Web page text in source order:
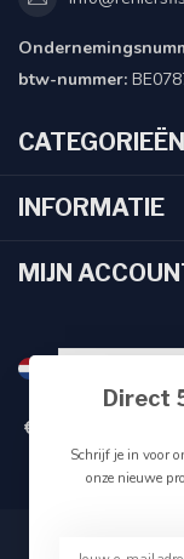
btw-nummer:
CATEGORIEËN
INFORMATIE
MIJN
€
Direct
Schrijf je in voor
onze nieuwe